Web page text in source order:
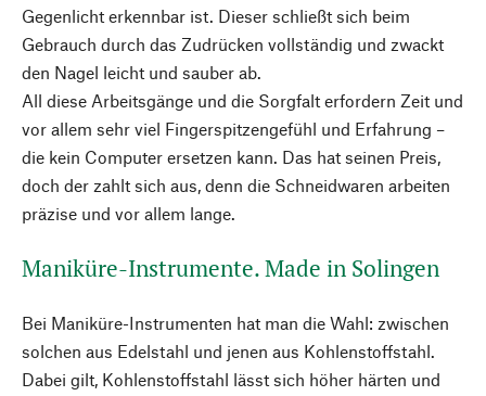
Gegenlicht erkennbar ist. Dieser schließt sich beim
Gebrauch durch das Zudrücken vollständig und zwackt
den Nagel leicht und sauber ab.
All diese Arbeitsgänge und die Sorgfalt erfordern Zeit und
vor allem sehr viel Fingerspitzengefühl und Erfahrung –
die kein Computer ersetzen kann. Das hat seinen Preis,
doch der zahlt sich aus, denn die Schneidwaren arbeiten
präzise und vor allem lange.
Maniküre-Instrumente. Made in Solingen
Bei Maniküre-Instrumenten hat man die Wahl: zwischen
solchen aus Edelstahl und jenen aus Kohlenstoffstahl.
Dabei gilt, Kohlenstoffstahl lässt sich höher härten und